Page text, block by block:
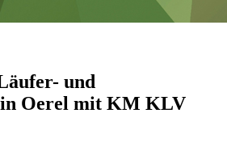
und
in Oerel mit KM KLV